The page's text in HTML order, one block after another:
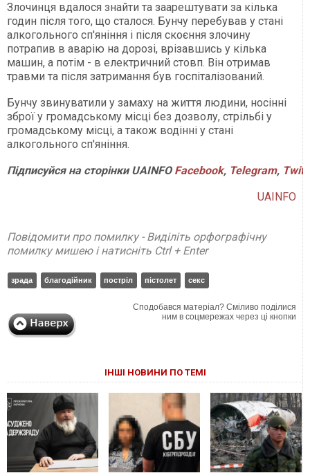
Злочинця вдалося знайти та заарештувати за кілька
годин після того, що сталося. Бунчу перебував у стані
алкогольного сп'яніння і після скоєння злочину
потрапив в аварію на дорозі, врізавшись у кілька
машин, а потім - в електричний стовп. Він отримав
травми та після затримання був госпіталізований.
Бунчу звинуватили у замаху на життя людини, носінні
зброї у громадському місці без дозволу, стрільбі у
громадському місці, а також водінні у стані
алкогольного сп'яніння.
Підписуйся на сторінки UAINFO Facebook, Telegram,
UAINFO
Повідомити про помилку - Виділіть орфографічну
помилку мишею і натисніть Ctrl + Enter
зрада благодійник постріл пістолет секс
Сподобався матеріал? Сміливо поділися
ним в соцмережах через ці кнопки
ІНШІ НОВИНИ ПО ТЕМІ